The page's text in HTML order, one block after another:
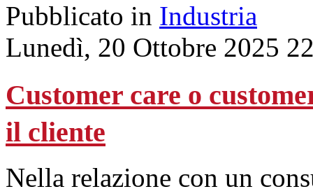
Pubblicato in Industria
Lunedì, 20 Ottobre 2025
Customer care o
il cliente
Nella relazione con un